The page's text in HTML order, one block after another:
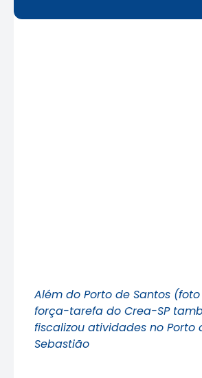
Além do Porto de Santos
força-tarefa do Crea-SP
fiscalizou atividades no Porto
Sebastião